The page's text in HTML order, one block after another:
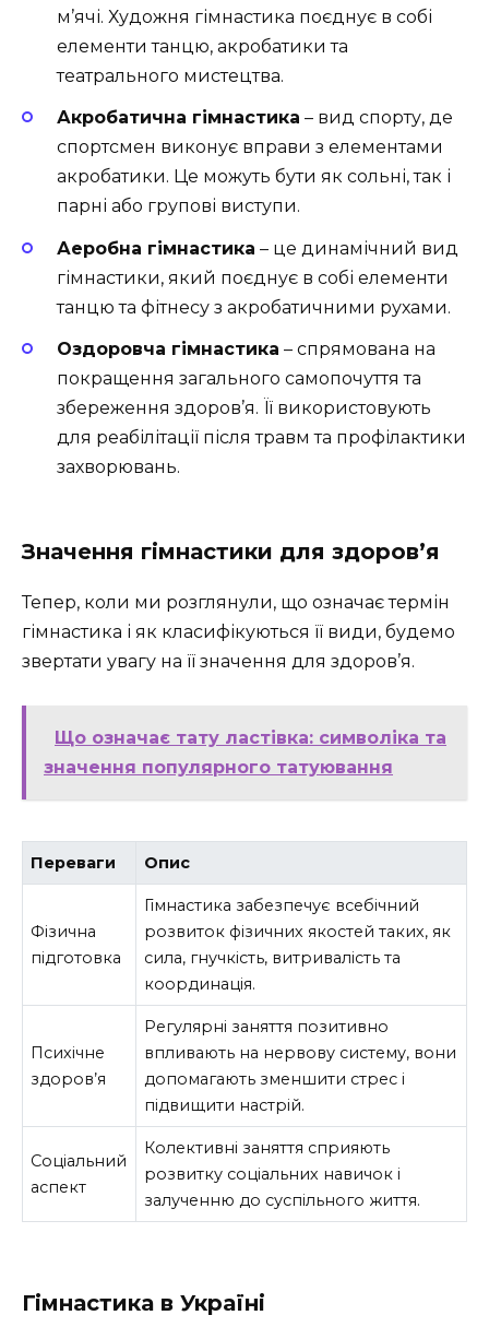
м’ячі. Художня гімнастика поєднує в собі
елементи танцю, акробатики та
театрального мистецтва.
Акробатична гімнастика – вид спорту, де
спортсмен виконує вправи з елементами
акробатики. Це можуть бути як сольні, так і
парні або групові виступи.
Аеробна гімнастика – це динамічний вид
гімнастики, який поєднує в собі елементи
танцю та фітнесу з акробатичними рухами.
Оздоровча гімнастика – спрямована на
покращення загального самопочуття та
збереження здоров’я. Її використовують
для реабілітації після травм та профілактики
захворювань.
Значення гімнастики для здоров’я
Тепер, коли ми розглянули, що означає термін
гімнастика і як класифікуються її види, будемо
звертати увагу на її значення для здоров’я.
Що означає тату ластівка: символіка та
значення популярного татуювання
Переваги Опис
Фізична
підготовка
Гімнастика забезпечує всебічний
розвиток фізичних якостей таких, як
сила, гнучкість, витривалість та
координація.
Психічне
здоров’я
Регулярні заняття позитивно
впливають на нервову систему, вони
допомагають зменшити стрес і
підвищити настрій.
Соціальний
аспект
Колективні заняття сприяють
розвитку соціальних навичок і
залученню до суспільного життя.
Гімнастика в Україні